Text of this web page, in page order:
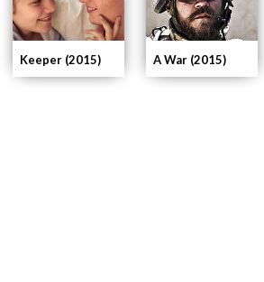
A War (2015)
Keeper (2015)